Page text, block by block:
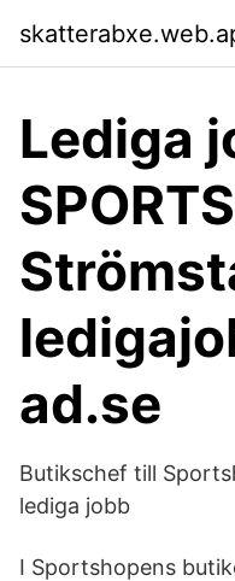
Lediga
ad.se
Butikschef till
lediga jobb
I Sportshopens